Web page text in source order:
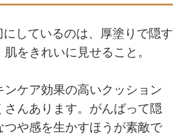
しているのは、厚塗りで隠す
をきれいに見せること。
ンケア効果の高いクッション
さんあります。がんばって隠
つや感を生かすほうが素敵で